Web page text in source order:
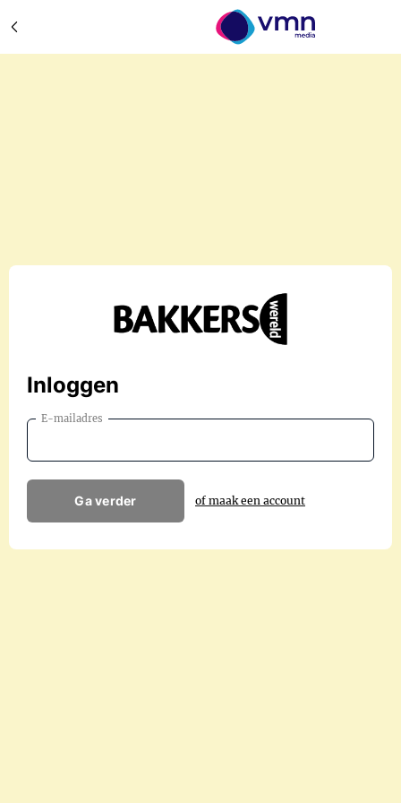
Inloggen
E-mailadres
Ga verder of maak een account